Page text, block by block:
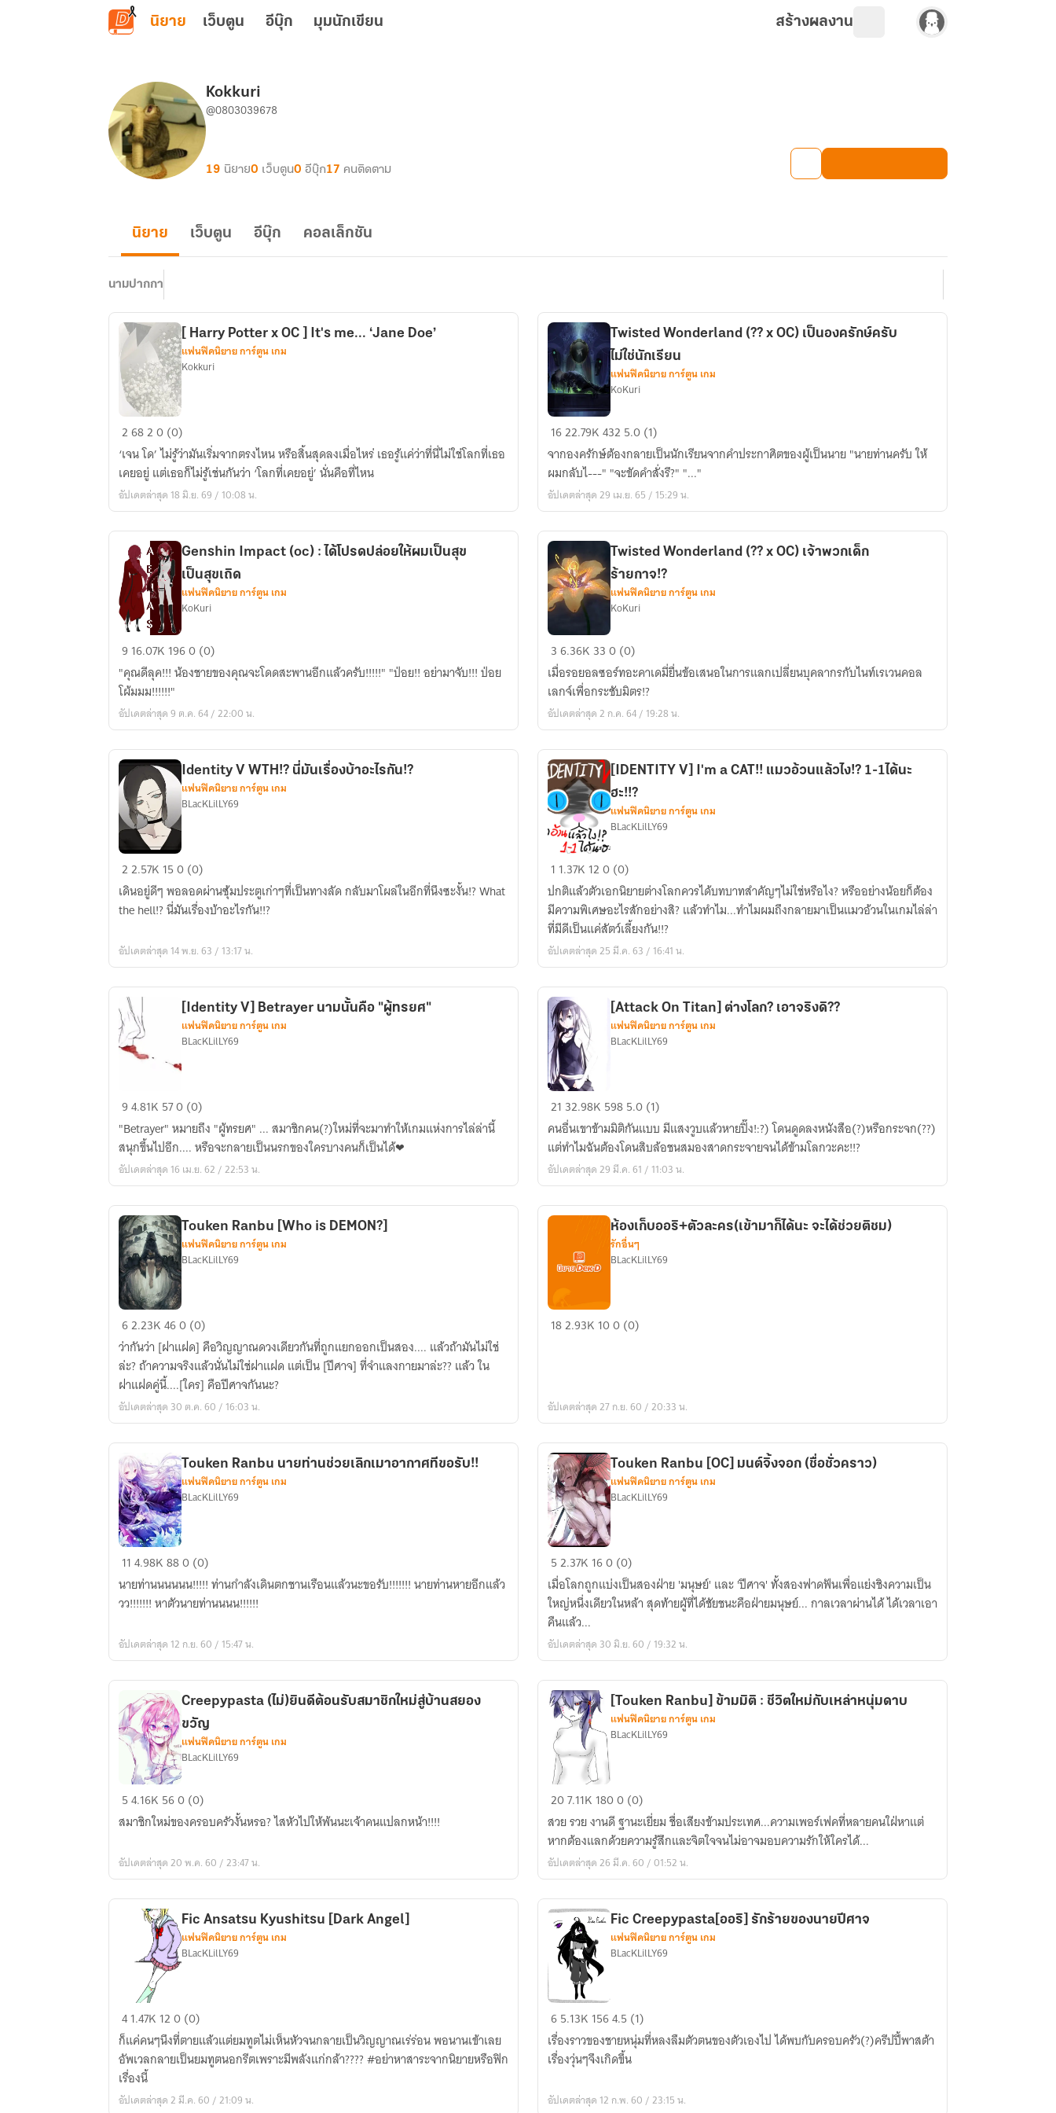
ข้ามไปยังเนื้อหาหลัก
นิยาย เว็บตูน อีบุ๊ก มุมนักเขียน สร้างผลงาน
Kokkuri
@0803039678
19 นิยาย0 เว็บตูน0 อีบุ๊ก17 คนติดตาม
นิยาย เว็บตูน อีบุ๊ก คอลเล็กชัน
นามปากกา
Harry
Potter
x
OC
me...
‘Jane
Doe’
[ Harry Potter x OC ] It's me... ‘Jane Doe’
แฟนฟิคนิยาย การ์ตูน เกม
Kokkuri
26820 (0)
‘เจน โด’ ไม่รู้ว่ามันเริ่มจากตรงไหน หรือสิ้นสุดลงเมื่อไหร่ เธอรู้แค่ว่าที่นี่ไม่ใช่โลกที่เธอ
เคยอยู่ แต่เธอก็ไม่รู้เช่นกันว่า ‘โลกที่เคยอยู่’ นั่นคือที่ไหน
อัปเดตล่าสุด 18 มิ.ย. 69 / 10:08 น.
Twisted
Wonderland
(??
x
OC)
องครักษ์
ครับ
ไม่ใช่
นักเรียน
Twisted Wonderland (?? x OC) เป็นองครักษ์ครับ
ไม่ใช่นักเรียน
แฟนฟิคนิยาย การ์ตูน เกม
KoKuri
1622.79K432 5.0 (1)
จากองครักษ์ต้องกลายเป็นนักเรียนจากคำประกาศิตของผู้เป็นนาย "นายท่านครับ ให้
ผมกลับไ---" "จะขัดคำสั่งรึ?" "..."
อัปเดตล่าสุด 29 เม.ย. 65 / 15:29 น.
Genshin
Impact
(oc)
:
ได้
ปล่อย
ให้
ผม
เป็นสุข
เป็นสุข
เถิด
Genshin Impact (oc) : ได้โปรดปล่อยให้ผมเป็นสุข
เป็นสุขเถิด
แฟนฟิคนิยาย การ์ตูน เกม
KoKuri
9 16.07K 1960 (0)
"คุณดีลุค!!! น้องชายของคุณจะโดดสะพานอีกแล้วครับ!!!!!" "ป่อย!! อย่ามาจับ!!! ป่อย
โผ้มมม!!!!!!"
อัปเดตล่าสุด 9 ต.ค. 64 / 22:00 น.
Twisted
Wonderland
(??
x
OC)
พวก
เด็ก
ร้ายกาจ!?
Twisted Wonderland (?? x OC) เจ้าพวกเด็ก
ร้ายกาจ!?
แฟนฟิคนิยาย การ์ตูน เกม
KoKuri
36.36K 330 (0)
เมื่อรอยอลซอร์ทอะคาเดมี่ยื่นข้อเสนอในการแลกเปลี่ยนบุคลากรกับไนท์เรเวนคอล
เลกจ์เพื่อกระชับมิตร!?
อัปเดตล่าสุด 2 ก.ค. 64 / 19:28 น.
Identity
V
WTH!?
นี่
เรื่อง
อะไร
กัน!?
Identity V WTH!? นี่มันเรื่องบ้าอะไรกัน!?
แฟนฟิคนิยาย การ์ตูน เกม
BLacKLilLY69
22.57K 150 (0)
เดินอยู่ดีๆ พอลอดผ่านซุ้มประตูเก่าๆที่เป็นทางลัด กลับมาโผล่ในอีกที่นึงซะงั้น!? What
the hell!? นี่มันเรื่องบ้าอะไรกัน!!?
อัปเดตล่าสุด 14 พ.ย. 63 / 13:17 น.
[IDENTITY
V]
I'm
a
CAT!!
แมว
แล้ว
ไง!?
1-
1ได้
นะฮะ!!?
[IDENTITY V] I'm a CAT!! แมวอ้วนแล้วไง!? 1-1ได้นะ
ฮะ!!?
แฟนฟิคนิยาย การ์ตูน เกม
BLacKLilLY69
1 1.37K 120 (0)
ปกติแล้วตัวเอกนิยายต่างโลกควรได้บทบาทสำคัญๆไม่ใช่หรือไง? หรืออย่างน้อยก็ต้อง
มีความพิเศษอะไรสักอย่างสิ? แล้วทำไม...ทำไมผมถึงกลายมาเป็นแมวอ้วนในเกมไล่ล่า
ที่มีดีเป็นแค่สัตว์เลี้ยงกัน!!?
อัปเดตล่าสุด 25 มี.ค. 63 / 16:41 น.
[Identity
Betrayer
นาม
นั้น
"ผู้
ทรยศ"
[Identity V] Betrayer นามนั้นคือ "ผู้ทรยศ"
แฟนฟิคนิยาย การ์ตูน เกม
BLacKLilLY69
94.81K 570 (0)
"Betrayer" หมายถึง "ผู้ทรยศ" ... สมาชิกคน(?)ใหม่ที่จะมาทำให้เกมแห่งการไล่ล่านี้
สนุกขึ้นไปอีก.... หรือจะกลายเป็นนรกของใครบางคนก็เป็นได้❤
อัปเดตล่าสุด 16 เม.ย. 62 / 22:53 น.
[Attack
On
Titan]
ต่าง
โลก?
จริง
[Attack On Titan] ต่างโลก? เอาจริงดิ??
แฟนฟิคนิยาย การ์ตูน เกม
BLacKLilLY69
21 32.98K 5985.0 (1)
คนอื่นเขาข้ามมิติกันแบบ มีแสงวูบแล้วหายปิ๊ง!:?) โดนดูดลงหนังสือ(?)หรือกระจก(??)
แต่ทำไมฉันต้องโดนสิบล้อชนสมองสาดกระจายจนได้ข้ามโลกวะคะ!!?
อัปเดตล่าสุด 29 มี.ค. 61 / 11:03 น.
Touken
Ranbu
[Who
is
DEMON?]
Touken Ranbu [Who is DEMON?]
แฟนฟิคนิยาย การ์ตูน เกม
BLacKLilLY69
62.23K460 (0)
ว่ากันว่า [ฝาแฝด] คือวิญญาณดวงเดียวกันที่ถูกแยกออกเป็นสอง.... แล้วถ้ามันไม่ใช่
ล่ะ? ถ้าความจริงแล้วนั่นไม่ใช่ฝาแฝด แต่เป็น [ปีศาจ] ที่จำแลงกายมาล่ะ?? แล้ว ใน
ฝาแฝดคู่นี้....[ใคร] คือปีศาจกันนะ?
อัปเดตล่าสุด 30 ต.ค. 60 / 16:03 น.
ห้อง
ก็ได้
จะ
ได้
ช่วย
ติชม)
ห้องเก็บออริ+ตัวละคร(เข้ามาก็ได้นะ จะได้ช่วยติชม)
รักอื่นๆ
BLacKLilLY69
182.93K 100 (0)
อัปเดตล่าสุด 27 ก.ย. 60 / 20:33 น.
Touken
Ranbu
นาย
ท่าน
เลิก
ที
ขอรับ!!
Touken Ranbu นายท่านช่วยเลิกเมาอากาศทีขอรับ!!
แฟนฟิคนิยาย การ์ตูน เกม
BLacKLilLY69
114.98K880 (0)
นายท่านนนนนน!!!!! ท่านกำลังเดินตกชานเรือนแล้วนะขอรับ!!!!!!! นายท่านหายอีกแล้ว
วว!!!!!!! หาตัวนายท่านนนน!!!!!!
อัปเดตล่าสุด 12 ก.ย. 60 / 15:47 น.
Touken
Ranbu
[OC]
มนต์
จิ้งจอก
(ชื่อ
Touken Ranbu [OC] มนต์จิ้งจอก (ชื่อชั่วคราว)
แฟนฟิคนิยาย การ์ตูน เกม
BLacKLilLY69
52.37K 160 (0)
เมื่อโลกถูกแบ่งเป็นสองฝ่าย 'มนุษย์' และ 'ปีศาจ' ทั้งสองฟาดฟันเพื่อแย่งชิงความเป็น
ใหญ่หนึ่งเดียวในหล้า สุดท้ายผู้ที่ได้ชัยชนะคือฝ่ายมนุษย์... กาลเวลาผ่านได้ ได้เวลาเอา
คืนแล้ว...
อัปเดตล่าสุด 30 มิ.ย. 60 / 19:32 น.
Creepypasta
(ไม่)ยินดี
ต้อนรับ
ใหม่
บ้าน
สยอง
Creepypasta (ไม่)ยินดีต้อนรับสมาชิกใหม่สู่บ้านสยอง
ขวัญ
แฟนฟิคนิยาย การ์ตูน เกม
BLacKLilLY69
54.16K 560 (0)
สมาชิกใหม่ของครอบครัวงั้นหรอ? ไสหัวไปให้พ้นนะเจ้าคนแปลกหน้า!!!!
อัปเดตล่าสุด 20 พ.ค. 60 / 23:47 น.
[Touken
ข้าม
มิติ
:
ใหม่
กับ
เหล่า
หนุ่ม
ดาบ
[Touken Ranbu] ข้ามมิติ : ชีวิตใหม่กับเหล่าหนุ่มดาบ
แฟนฟิคนิยาย การ์ตูน เกม
BLacKLilLY69
207.11K 1800 (0)
สวย รวย งานดี ฐานะเยี่ยม ชื่อเสียงข้ามประเทศ...ความเพอร์เฟคที่หลายคนใฝ่หาแต่
หากต้องแลกด้วยความรู้สึกและจิตใจจนไม่อาจมอบความรักให้ใครได้...
อัปเดตล่าสุด 26 มี.ค. 60 / 01:52 น.
Fic
Ansatsu
Kyushitsu
[Dark
Angel]
Fic Ansatsu Kyushitsu [Dark Angel]
แฟนฟิคนิยาย การ์ตูน เกม
BLacKLilLY69
41.47K 120 (0)
ก็แค่คนๆนึงที่ตายแล้วแต่ยมทูตไม่เห็นหัวจนกลายเป็นวิญญาณเร่ร่อน พอนานเข้าเลย
อัพเวลกลายเป็นยมทูตนอกรีตเพราะมีพลังแก่กล้า???? #อย่าหาสาระจากนิยายหรือฟิก
เรื่องนี้
อัปเดตล่าสุด 2 มี.ค. 60 / 21:09 น.
Fic
Creepypasta[ออริ]
รัก
ร้าย
นาย
Fic Creepypasta[ออริ] รักร้ายของนายปีศาจ
แฟนฟิคนิยาย การ์ตูน เกม
BLacKLilLY69
65.13K 1564.5 (1)
เรื่องราวของชายหนุ่มที่หลงลืมตัวตนของตัวเองไป ได้พบกับครอบครัว(?)ครีปปี้พาสต้า
เรื่องวุ่นๆจึงเกิดขึ้น
อัปเดตล่าสุด 12 ก.พ. 60 / 23:15 น.